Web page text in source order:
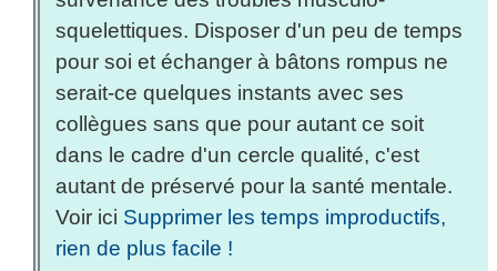
squelettiques. Disposer d'un peu de temps
pour soi et échanger à bâtons rompus ne
serait-ce quelques instants avec ses
collègues sans que pour autant ce soit
dans le cadre d'un cercle qualité, c'est
autant de préservé pour la santé mentale.
Voir ici Supprimer les temps improductifs,
rien de plus facile !